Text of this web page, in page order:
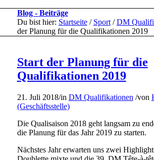
Blog - Beiträge
Du bist hier: Startseite / Sport / DM
der Planung für die Qualifikationen 2019
Start der Planung für die
Qualifikationen 2019
21. Juli 2018/in DM Qualifikationen /von
(Geschäftsstelle)
Die Qualisaison 2018 geht langsam zu
die Planung für das Jahr 2019 zu starten.
Nächstes Jahr erwarten uns zwei